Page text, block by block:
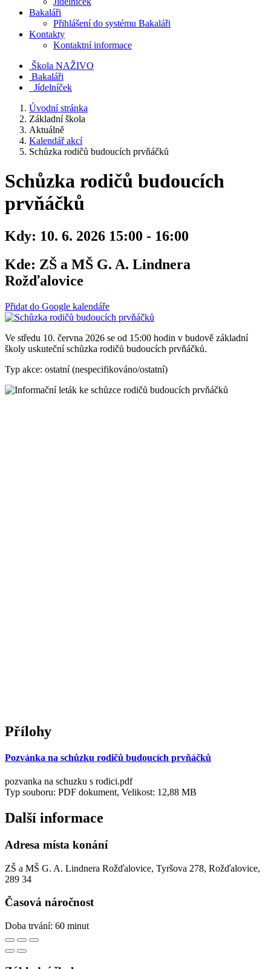
Bakaláři
Přihlášení do systému Bakaláři
Kontakty
Kontaktní informace
Škola NAŽIVO
Bakaláři
Jídelníček
Úvodní stránka
Základní škola
Aktuálně
Kalendář akcí
Schůzka rodičů budoucích prvňáčků
Schůzka rodičů budoucích
prvňáčků
Kdy: 10. 6. 2026 15:00 - 16:00
Kde: ZŠ a MŠ G. A. Lindnera
Rožďalovice
Přidat do Google kalendáře
Ve středu 10. června 2026 se od 15:00 hodin v budově základní
školy uskuteční schůzka rodičů budoucích prvňáčků.
Typ akce: ostatní (nespecifikováno/ostatní)
Přílohy
Pozvánka na schůzku rodičů budoucích prvňáčků
pozvanka na schuzku s rodici.pdf
Typ souboru: PDF dokument, Velikost: 12,88 MB
Další informace
Adresa místa konání
ZŠ a MŠ G. A. Lindnera Rožďalovice, Tyršova 278, Rožďalovice,
289 34
Časová náročnost
Doba trvání: 60 minut